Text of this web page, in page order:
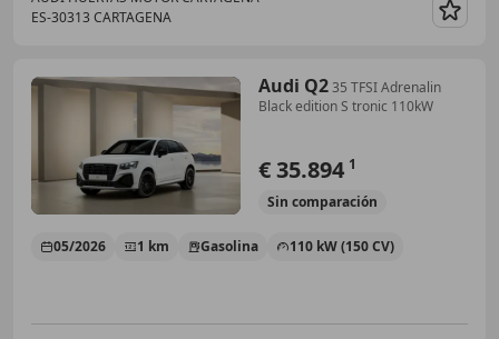
ES-30313 CARTAGENA
Audi Q235 TFSI Adrenalin
Black edition S tronic 110kW
€ 35.894 1
Sin comparación
05/2026 1 km Gasolina 110 kW (150 CV)